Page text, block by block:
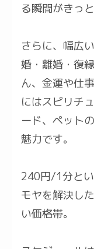
る瞬間がきっ
さらに、幅広
婚・離婚・復
ん、金運や仕
にはスピリチ
ード、ペット
魅力です。
240円/1分と
モヤを解決し
い価格帯。